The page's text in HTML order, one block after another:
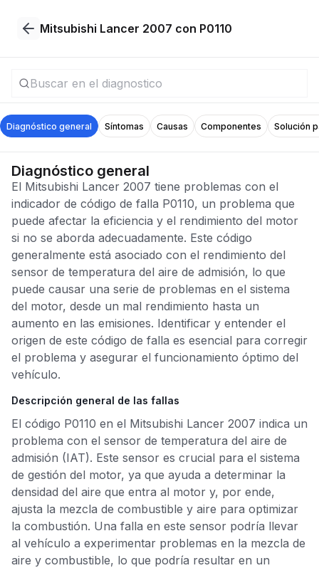
Mitsubishi Lancer 2007 con P0110
Diagnóstico general Síntomas Causas Componentes Solución
Diagnóstico general
El Mitsubishi Lancer 2007 tiene problemas con el
indicador de código de falla P0110, un problema que
puede afectar la eficiencia y el rendimiento del motor
si no se aborda adecuadamente. Este código
generalmente está asociado con el rendimiento del
sensor de temperatura del aire de admisión, lo que
puede causar una serie de problemas en el sistema
del motor, desde un mal rendimiento hasta un
aumento en las emisiones. Identificar y entender el
origen de este código de falla es esencial para corregir
el problema y asegurar el funcionamiento óptimo del
vehículo.
Descripción general de las fallas
El código P0110 en el Mitsubishi Lancer 2007 indica un
problema con el sensor de temperatura del aire de
admisión (IAT). Este sensor es crucial para el sistema
de gestión del motor, ya que ayuda a determinar la
densidad del aire que entra al motor y, por ende,
ajusta la mezcla de combustible y aire para optimizar
la combustión. Una falla en este sensor podría llevar
al vehículo a experimentar problemas en la mezcla de
aire y combustible, lo que podría resultar en un